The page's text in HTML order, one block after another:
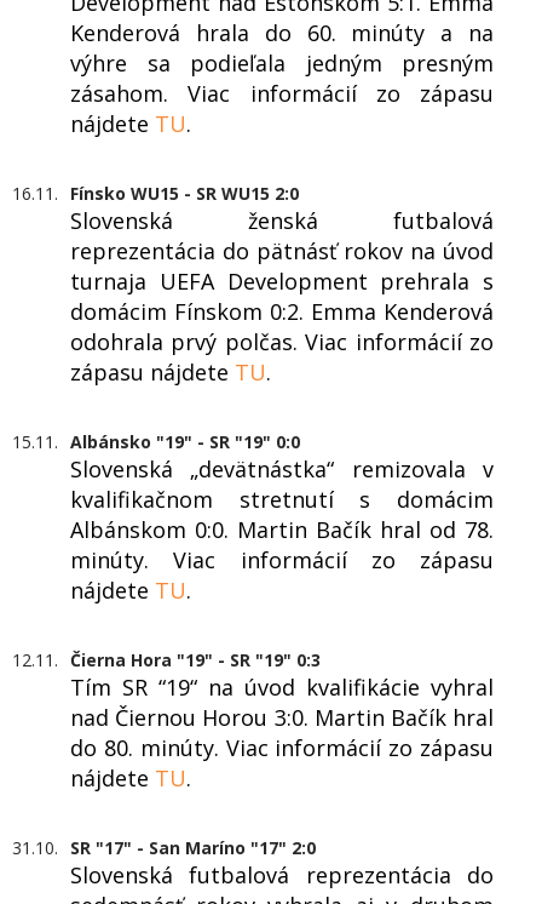
Kenderová hrala do 60. minúty a na
výhre sa podieľala jedným presným
zásahom. Viac informácií zo zápasu
nájdete TU.
16.11. Fínsko WU15 - SR WU15 2:0
Slovenská ženská futbalová
reprezentácia do pätnásť rokov na úvod
turnaja UEFA Development prehrala s
domácim Fínskom 0:2. Emma Kenderová
odohrala prvý polčas. Viac informácií zo
zápasu nájdete TU.
15.11. Albánsko "19" - SR "19" 0:0
Slovenská „devätnástka“ remizovala v
kvalifikačnom stretnutí s domácim
Albánskom 0:0. Martin Bačík hral od 78.
minúty. Viac informácií zo zápasu
nájdete TU.
12.11. Čierna Hora "19" - SR "19" 0:3
Tím SR “19“ na úvod kvalifikácie vyhral
nad Čiernou Horou 3:0. Martin Bačík hral
do 80. minúty. Viac informácií zo zápasu
nájdete TU.
31.10. SR "17" - San Maríno "17" 2:0
Slovenská futbalová reprezentácia do